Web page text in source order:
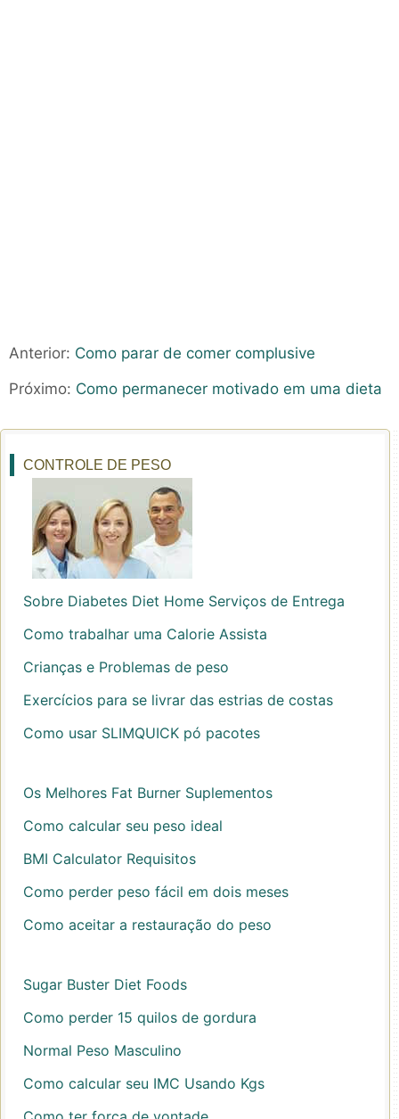
Anterior: Como parar de comer complusive
Próximo: Como permanecer motivado em uma dieta
CONTROLE DE PESO
Sobre Diabetes Diet Home Serviços de Entrega
Como trabalhar uma Calorie Assista
Crianças e Problemas de peso
Exercícios para se livrar das estrias de costas
Como usar SLIMQUICK pó pacotes
Os Melhores Fat Burner Suplementos
Como calcular seu peso ideal
BMI Calculator Requisitos
Como perder peso fácil em dois meses
Como aceitar a restauração do peso
Sugar Buster Diet Foods
Como perder 15 quilos de gordura
Normal Peso Masculino
Como calcular seu IMC Usando Kgs